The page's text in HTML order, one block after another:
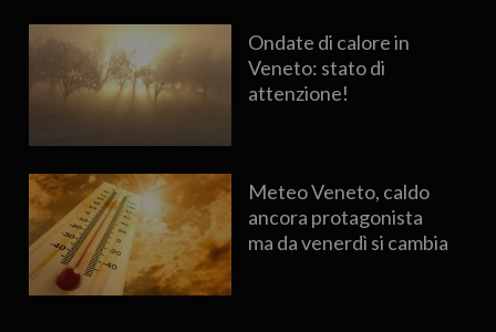
Ondate di calore in
Veneto: stato di
attenzione!
Meteo Veneto, caldo
ancora protagonista
ma da venerdì si cambia